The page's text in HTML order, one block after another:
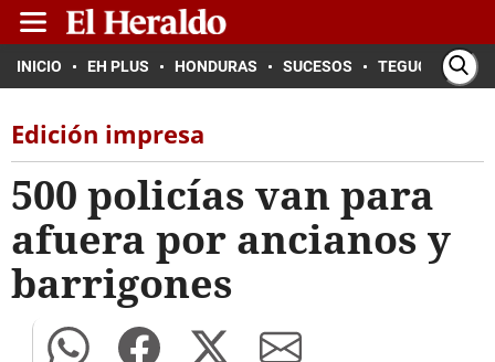
INICIO EH PLUS HONDURAS SUCESOS TEGUCIGALPA
Edición impresa
500 policías van para
afuera por ancianos y
barrigones